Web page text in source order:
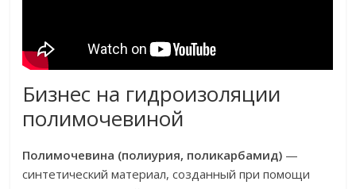
Бизнес на гидроизоляции
полимочевиной
Полимочевина (полиурия, поликарбамид) —
синтетический материал, созданный при помощи